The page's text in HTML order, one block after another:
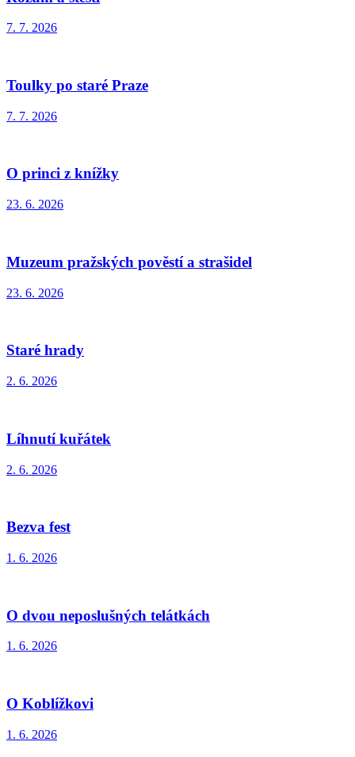
7. 7. 2026
Toulky po staré Praze
7. 7. 2026
O princi z knížky
23. 6. 2026
Muzeum pražských pověstí a strašidel
23. 6. 2026
Staré hrady
2. 6. 2026
Líhnutí kuřátek
2. 6. 2026
Bezva fest
1. 6. 2026
O dvou neposlušných telátkách
1. 6. 2026
O Koblížkovi
1. 6. 2026